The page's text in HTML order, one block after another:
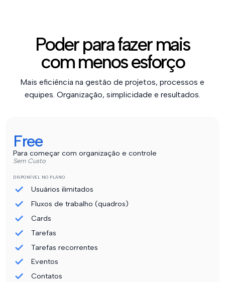
Poder para fazer mais
com menos esforço
Mais eficiência na gestão de projetos, processos e
equipes. Organização, simplicidade e resultados.
Free
Para começar com organização e controle
Sem Custo
DISPONÍVEL NO PLANO
Usuários ilimitados
Fluxos de trabalho (quadros)
Cards
Tarefas
Tarefas recorrentes
Eventos
Contatos